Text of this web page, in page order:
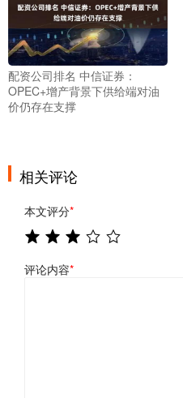
配资公司排名 中信证券：
OPEC+增产背景下供给端对油
价仍存在支撑
相关评论
本文评分*
评论内容*